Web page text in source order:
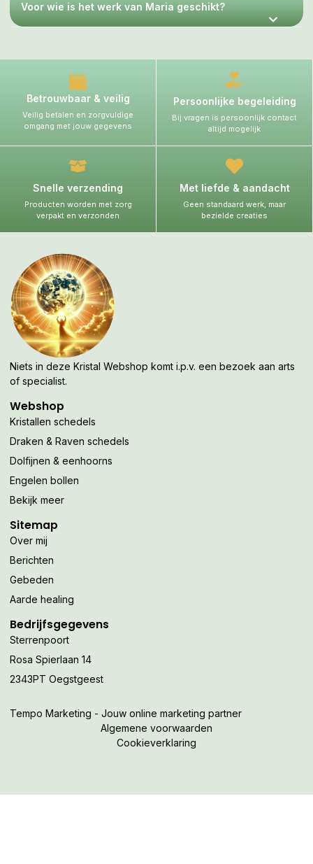
Voor wie is het werk van Maria geschikt?
Betrouwbaar & veilig
Veilig betalen en zorgvuldige
omgang met jouw gegevens
Persoonlijke begeleiding
Bij vragen is persoonlijk contact
altijd mogelijk
Snelle verzending
Producten worden met zorg
verpakt en verzonden
Met liefde & aandacht
Geen standaard werk, maar
bezielde creaties
Niets in deze Kristal Webshop komt i.p.v. een bezoek aan arts
of specialist.
Webshop
Kristallen schedels
Draken & Raven schedels
Dolfijnen & eenhoorns
Engelen bollen
Bekijk meer
Sitemap
Over mij
Berichten
Gebeden
Aarde healing
Bedrijfsgegevens
Sterrenpoort
Rosa Spierlaan 14
2343PT Oegstgeest
Tempo Marketing - Jouw online marketing partner
Algemene voorwaarden
Cookieverklaring